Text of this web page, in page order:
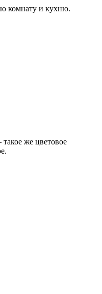
комнату и кухню.
же цветовое